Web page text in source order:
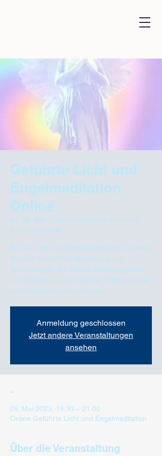
Geführte Licht und
Engelmeditation
Online
Fr., 26. Mai
Online Geführte Licht und
Engelmeditation
Bei der Licht- und Engelmeditation vertiefen
Sie den Kontakt mit den Engeln und
Schutzengeln, die Sie bei Schwierigkeiten
und Sorgen wie auch bei der Erfüllung Ihrer
Lebensaufgabe unterstützen.
Anmeldung geschlossen
Jetzt andere Veranstaltungen
ansehen
.
26. Mai 2023, 19:30 – 21:00
Online Geführte Licht und Engelmeditation
Über die Veranstaltung